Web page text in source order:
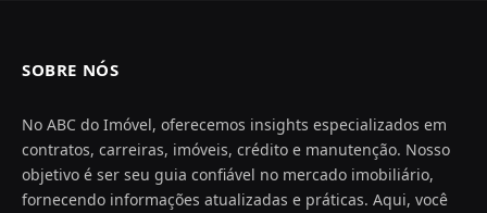
SOBRE NÓS
No ABC do Imóvel, oferecemos insights especializados em
contratos, carreiras, imóveis, crédito e manutenção. Nosso
objetivo é ser seu guia confiável no mercado imobiliário,
fornecendo informações atualizadas e práticas. Aqui, você